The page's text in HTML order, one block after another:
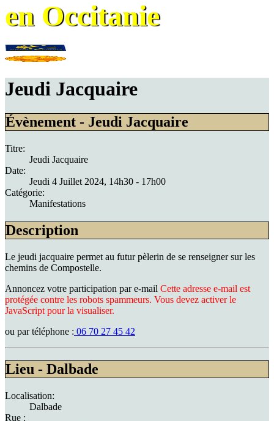
en Occitanie
Jeudi Jacquaire
Évènement - Jeudi Jacquaire
Titre:
Jeudi Jacquaire
Date:
Jeudi 4 Juillet 2024, 14h30 - 17h00
Catégorie:
Manifestations
Description
Le jeudi jacquaire permet au futur pèlerin de se renseigner sur les
chemins de Compostelle.
Annoncez votre participation par e-mail Cette adresse e-mail est
protégée contre les robots spammeurs. Vous devez activer le
JavaScript pour la visualiser.
ou par téléphone : 06 70 27 45 42
Lieu - Dalbade
Localisation:
Dalbade
Rue :